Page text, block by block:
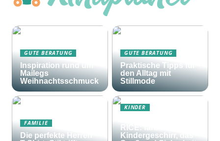
GUTE BERATUNG
Inspiration rund um
Mailegs
Weihnachtsschmuck
GUTE BERATUNG
Praktische Tipps für
den Alltag mit
Stillmode
FAMILIE
Die perfekte Herren
KINDER
RICE: farbenfrohes
Kindergeschirr, das